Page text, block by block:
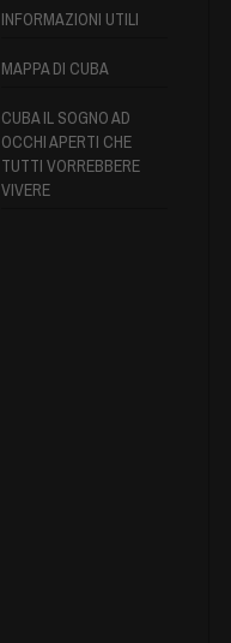
INFORMAZIONI UTILI
MAPPA DI CUBA
CUBA IL SOGNO AD
OCCHI APERTI CHE
TUTTI VORREBBERE
VIVERE